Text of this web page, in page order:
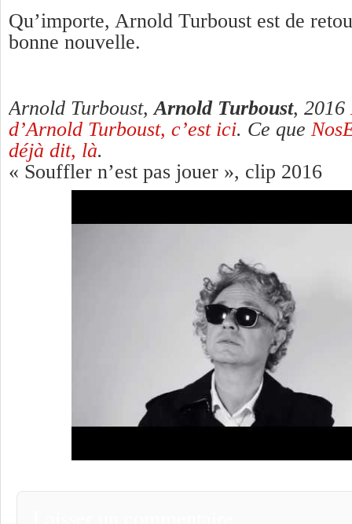
Qu’importe, Arnold Turboust est de
bonne nouvelle.
Arnold Turboust, Arnold Turboust, 2016
d’Arnold Turboust, c’est ici. Ce que
déjà dit, là.
« Souffler n’est pas jouer », clip 2016